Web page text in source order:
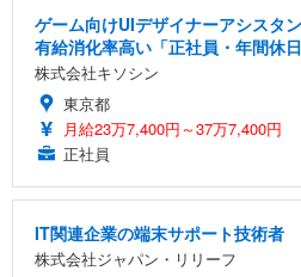
ゲーム向けUIデザイナーアシスタ
有給消化率高い「正社員・年間休
株式会社キソシン
東京都
月給23万7,400円～37万7,400円
正社員
IT関連企業の端末サポート技術者
株式会社ジャパン・リリーフ